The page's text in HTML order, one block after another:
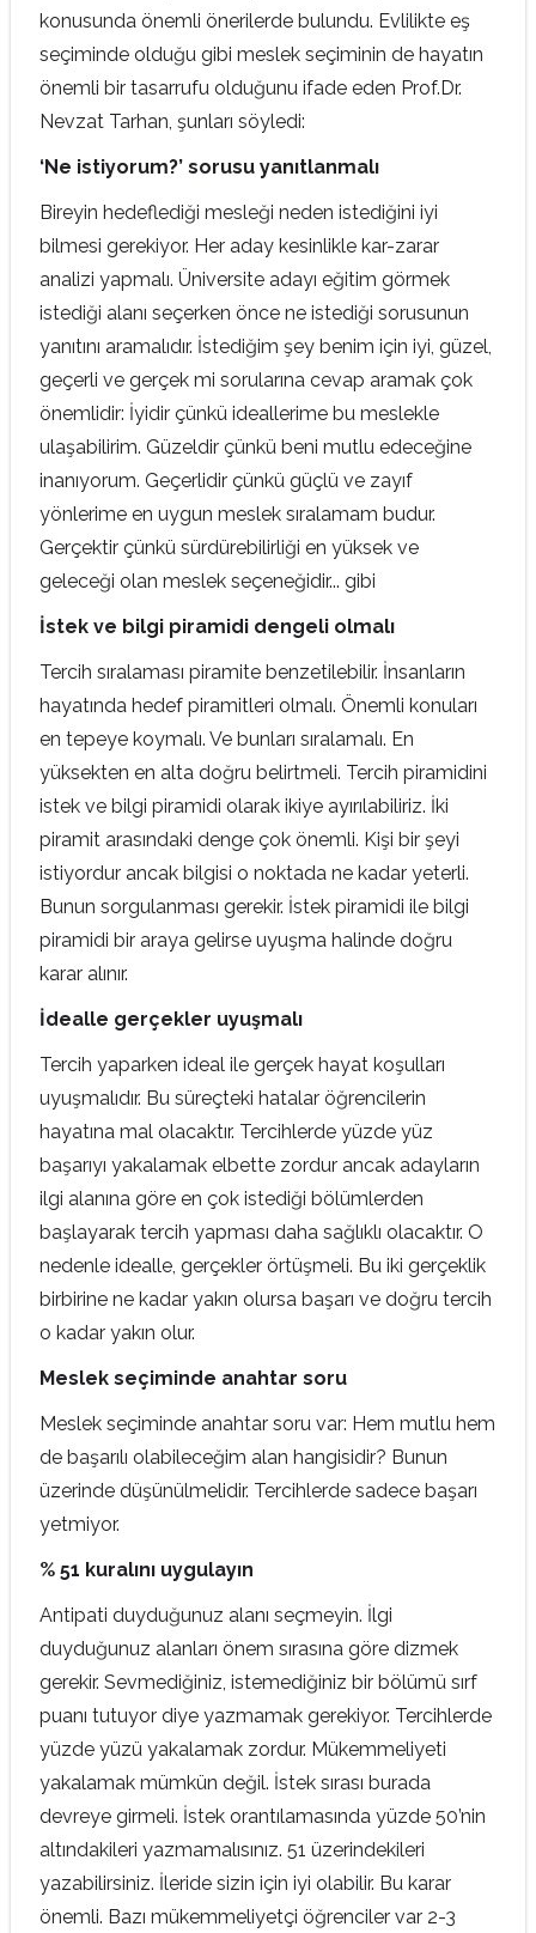
konusunda önemli önerilerde bulundu. Evlilikte eş
seçiminde olduğu gibi meslek seçiminin de hayatın
önemli bir tasarrufu olduğunu ifade eden Prof.Dr.
Nevzat Tarhan, şunları söyledi:
‘Ne istiyorum?’ sorusu yanıtlanmalı
Bireyin hedeflediği mesleği neden istediğini iyi
bilmesi gerekiyor. Her aday kesinlikle kar-zarar
analizi yapmalı. Üniversite adayı eğitim görmek
istediği alanı seçerken önce ne istediği sorusunun
yanıtını aramalıdır. İstediğim şey benim için iyi, güzel,
geçerli ve gerçek mi sorularına cevap aramak çok
önemlidir: İyidir çünkü ideallerime bu meslekle
ulaşabilirim. Güzeldir çünkü beni mutlu edeceğine
inanıyorum. Geçerlidir çünkü güçlü ve zayıf
yönlerime en uygun meslek sıralamam budur.
Gerçektir çünkü sürdürebilirliği en yüksek ve
geleceği olan meslek seçeneğidir... gibi
İstek ve bilgi piramidi dengeli olmalı
Tercih sıralaması piramite benzetilebilir. İnsanların
hayatında hedef piramitleri olmalı. Önemli konuları
en tepeye koymalı. Ve bunları sıralamalı. En
yüksekten en alta doğru belirtmeli. Tercih piramidini
istek ve bilgi piramidi olarak ikiye ayırılabiliriz. İki
piramit arasındaki denge çok önemli. Kişi bir şeyi
istiyordur ancak bilgisi o noktada ne kadar yeterli.
Bunun sorgulanması gerekir. İstek piramidi ile bilgi
piramidi bir araya gelirse uyuşma halinde doğru
karar alınır.
İdealle gerçekler uyuşmalı
Tercih yaparken ideal ile gerçek hayat koşulları
uyuşmalıdır. Bu süreçteki hatalar öğrencilerin
hayatına mal olacaktır. Tercihlerde yüzde yüz
başarıyı yakalamak elbette zordur ancak adayların
ilgi alanına göre en çok istediği bölümlerden
başlayarak tercih yapması daha sağlıklı olacaktır. O
nedenle idealle, gerçekler örtüşmeli. Bu iki gerçeklik
birbirine ne kadar yakın olursa başarı ve doğru tercih
o kadar yakın olur.
Meslek seçiminde anahtar soru
Meslek seçiminde anahtar soru var: Hem mutlu hem
de başarılı olabileceğim alan hangisidir? Bunun
üzerinde düşünülmelidir. Tercihlerde sadece başarı
yetmiyor.
% 51 kuralını uygulayın
Antipati duyduğunuz alanı seçmeyin. İlgi
duyduğunuz alanları önem sırasına göre dizmek
gerekir. Sevmediğiniz, istemediğiniz bir bölümü sırf
puanı tutuyor diye yazmamak gerekiyor. Tercihlerde
yüzde yüzü yakalamak zordur. Mükemmeliyeti
yakalamak mümkün değil. İstek sırası burada
devreye girmeli. İstek orantılamasında yüzde 50’nin
altındakileri yazmamalısınız. 51 üzerindekileri
yazabilirsiniz. İleride sizin için iyi olabilir. Bu karar
önemli. Bazı mükemmeliyetçi öğrenciler var 2-3